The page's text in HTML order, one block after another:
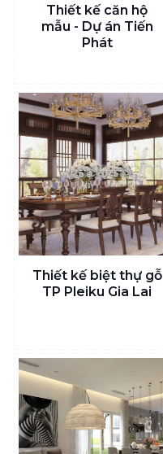
Thiết kế căn hộ
mẫu - Dự án Tiến
Phát
Thiết kế biệt thự gỗ
TP Pleiku Gia Lai